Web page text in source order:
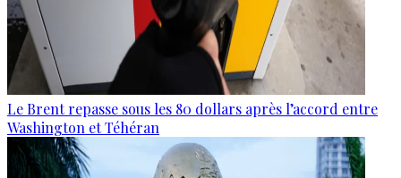
Le Brent repasse sous les 80 dollars après l’accord entre
Washington et Téhéran